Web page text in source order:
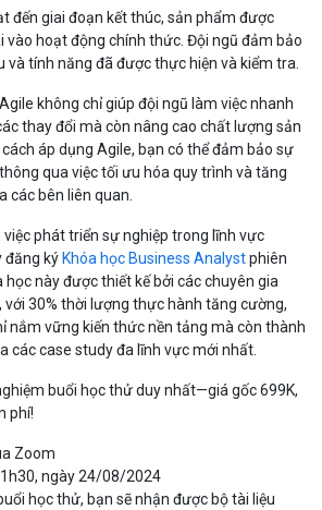
đến giai đoạn kết thúc, sản phẩm được
vào hoạt động chính thức. Đội ngũ đảm bảo
và tính năng đã được thực hiện và kiểm tra.
không chỉ giúp đội ngũ làm việc nhanh
thay đổi mà còn nâng cao chất lượng sản
áp dụng Agile, bạn có thể đảm bảo sự
qua việc tối ưu hóa quy trình và tăng
các bên liên quan.
việc phát triển sự nghiệp trong lĩnh vực
đăng ký Khóa học Business Analystphiên
học này được thiết kế bởi các chuyên gia
với 30% thời lượng thực hành tăng cường,
nắm vững kiến thức nền tảng mà còn thành
các case study đa lĩnh vực mới nhất.
buổi học thử duy nhất—giá gốc 699K,
phí!
Zoom
ngày 24/08/2024
học thử, bạn sẽ nhận được bộ tài liệu